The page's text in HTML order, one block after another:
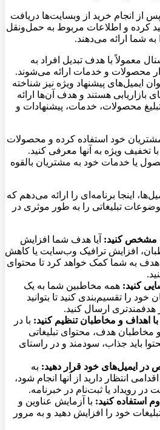
پس از انجام خرید از وبسایت‌ها دریافت
کرده و اطلاعات مربوط به حمل‌ونقل
شما ارائه می‌دهند.
معمولاً با هدف تبدیل افراد به
محصولات و خدمات ارائه می‌شوند.
ایمیل‌های پیشنهاد ویژه نیز شناخته
بازاریابی هستند و هدف آن‌ها ارائه
محصولات، خدمات، پیشنهادات و
خود استفاده کرده و محصولات
تخفیف ویژه به آنها معرفی کنید.
یا خدمات خود به مشتریان بالقوه
اینجا برنامه‌ای را ارائه می‌دهم که
تبلیغاتی را به طور موثری در
مشخص کنید: آیا هدف شما افزایش
افزایش ترافیک وب‌سایت یا کاهش
به شما کمک خواهد کرد تا محتوای
کنید: همه مخاطبین شما به یک
را تقسیم‌بندی کنید تا بتوانید
هدفمندتری ارسال کنید.
اهداف و مخاطبان تنظیم کنید: با در
مخاطبان هدف، محتوای تبلیغاتی
باید جذاب، سودمند و در راستای
ایمیل‌های خود قرار دهید: به
انتظار دارید از آنها انجام شود،
رویداد یا ثبت‌نام در خبرنامه.
استفاده کنید: با آزمایش عناوین و
خود را افزایش دهید و به مرور